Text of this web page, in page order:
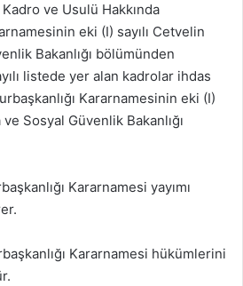
ve Usulü Hakkında
eki (I) sayılı Cetvelin
Bakanlığı bölümünden
listede yer alan kadrolar ihdas
Kararnamesinin eki (I)
ve Sosyal Güvenlik Bakanlığı
Kararnamesi yayımı
Kararnamesi hükümlerini